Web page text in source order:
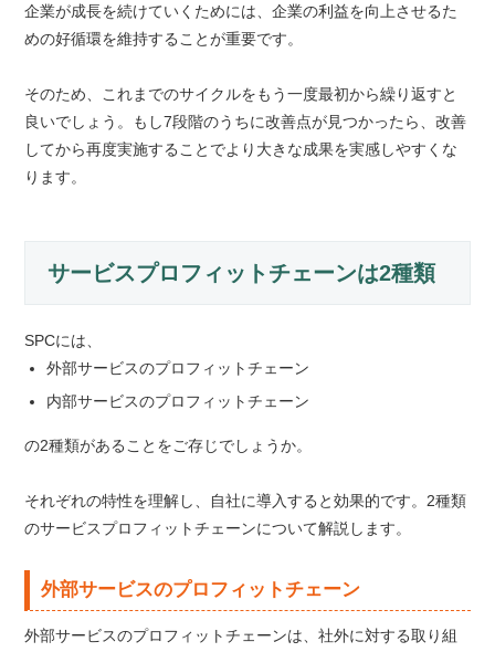
企業が成長を続けていくためには、企業の利益を向上させるた
めの好循環を維持することが重要です。
そのため、これまでのサイクルをもう一度最初から繰り返すと
良いでしょう。もし7段階のうちに改善点が見つかったら、改善
してから再度実施することでより大きな成果を実感しやすくな
ります。
サービスプロフィットチェーンは2種類
SPCには、
外部サービスのプロフィットチェーン
内部サービスのプロフィットチェーン
の2種類があることをご存じでしょうか。
それぞれの特性を理解し、自社に導入すると効果的です。2種類
のサービスプロフィットチェーンについて解説します。
外部サービスのプロフィットチェーン
外部サービスのプロフィットチェーンは、社外に対する取り組